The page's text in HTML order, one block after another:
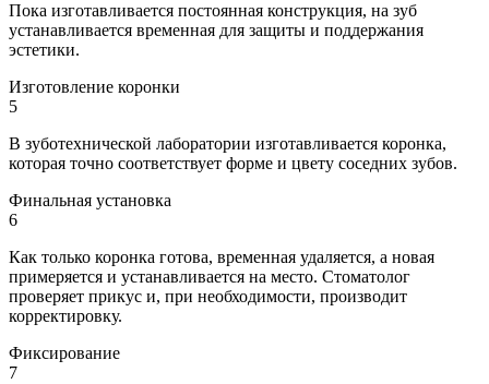
Пока изготавливается постоянная конструкция, на зуб
устанавливается временная для защиты и поддержания
эстетики.
Изготовление коронки
5
В зуботехнической лаборатории изготавливается коронка,
которая точно соответствует форме и цвету соседних зубов.
Финальная установка
6
Как только коронка готова, временная удаляется, а новая
примеряется и устанавливается на место. Стоматолог
проверяет прикус и, при необходимости, производит
корректировку.
Фиксирование
7